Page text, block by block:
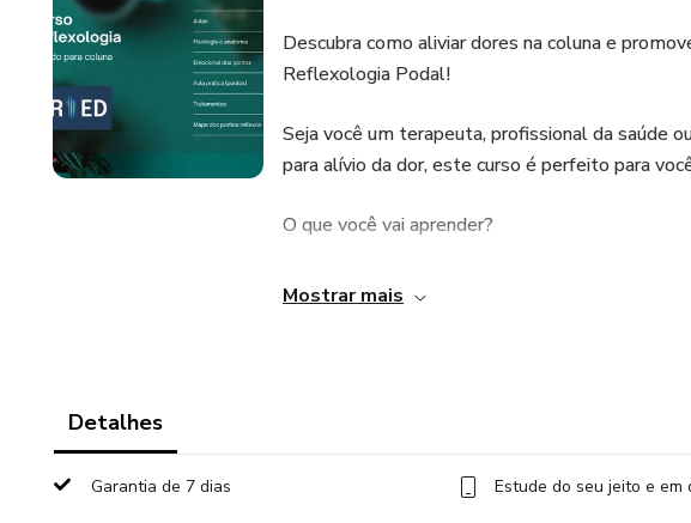
Descubra como aliviar dores na coluna e
Reflexologia Podal!
Seja você um terapeuta, profissional da saúde
para alívio da dor, este curso é perfeito para
O que você vai aprender?
✔️ Os pontos reflexos nos pés que
Mostrar mais
Detalhes
Garantia de 7 dias Estude do seu jeito e em